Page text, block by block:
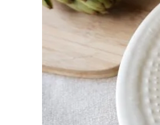
Primeros para brillar